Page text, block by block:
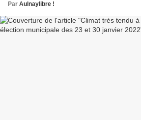
Par Aulnaylibre !